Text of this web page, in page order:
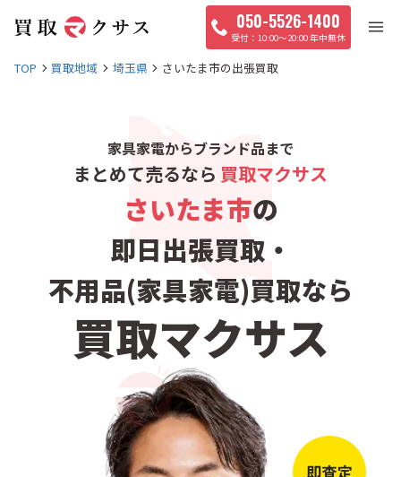
050-5526-1400
10:00〜20:00 年中無休
TOP 買取地域 埼玉県 さいたま市の出張買取
家具家電からブランド品まで
まとめて売るなら 買取マクサス
さいたま市の
即日出張買取・
不用品(家具家電)買取なら
買取マクサス